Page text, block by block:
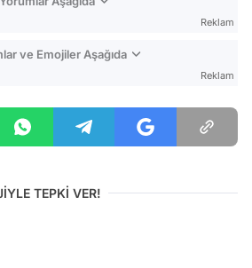
Reklam
ve Emojiler Aşağıda
Reklam
TEPKİ VER!